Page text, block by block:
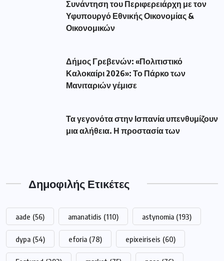
Συνάντηση του Περιφερειάρχη με τον
Υφυπουργό Εθνικής Οικονομίας &
Οικονομικών
Δήμος Γρεβενών: «Πολιτιστικό
Καλοκαίρι 2026»: Το Πάρκο των
Μανιταριών γέμισε
Τα γεγονότα στην Ισπανία υπενθυμίζουν
μια αλήθεια. Η προστασία των
Δημοφιλής Ετικέτες
aade (56) amanatidis (110) astynomia (193)
dypa (54) eforia (78) epixeiriseis (60)